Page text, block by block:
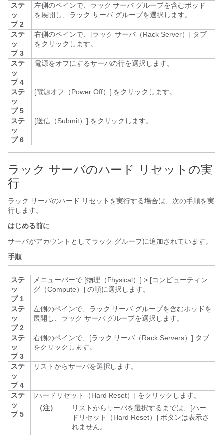
ステ
ッ
プ 2
左側のペインで、ラック サーバ グループを含むポッド
を展開し、ラック サーバ グループを選択します。
ステ
ッ
プ 3
右側のペインで、[ラック サーバ（Rack Server）] タブ
をクリックします。
ステ
ッ
プ 4
電源をオフにするサーバの行を選択します。
ステ
ッ
プ 5
[電源オフ（Power Off）] をクリックします。
ステ
ッ
プ 6
[送信（Submit）] をクリックします。
ラック サーバのハード リセットの実
行
ラック サーバのハード リセットを実行する場合は、次の手順を実
行します。
はじめる前に
サーバがアカウントとしてラック グループに追加されています。
手順
ステ
ッ
プ 1
メニューバーで [物理（Physical）] > [コンピューティン
グ（Compute）] の順に選択します。
ステ
ッ
プ 2
左側のペインで、ラック サーバ グループを含むポッドを
展開し、ラック サーバ グループを選択します。
ステ
ッ
プ 3
右側のペインで、[ラック サーバ（Rack Servers）] タブ
をクリックします。
ステ
ッ
プ 4
リストからサーバを選択します。
ステ
ッ
プ 5
[ハードリセット（Hard Reset）] をクリックします。
（注）
リストからサーバを選択するまでは、[ハー
ドリセット（Hard Reset）] ボタンは表示さ
れません。